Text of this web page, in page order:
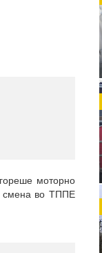
моторно
смена во ТППЕ